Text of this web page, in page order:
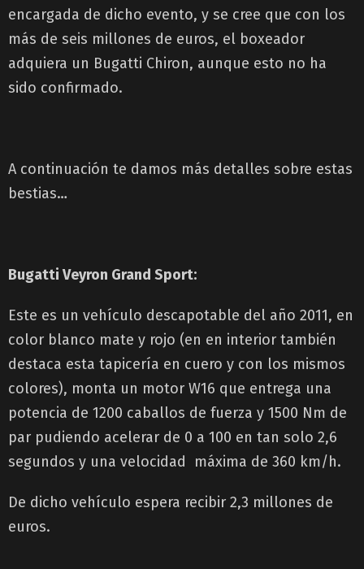
encargada de dicho evento, y se cree que con los
más de seis millones de euros, el boxeador
adquiera un Bugatti Chiron, aunque esto no ha
sido confirmado.
A continuación te damos más detalles sobre estas
bestias…
Bugatti Veyron Grand Sport:
Este es un vehículo descapotable del año 2011, en
color blanco mate y rojo (en en interior también
destaca esta tapicería en cuero y con los mismos
colores), monta un motor W16 que entrega una
potencia de 1200 caballos de fuerza y 1500 Nm de
par pudiendo acelerar de 0 a 100 en tan solo 2,6
segundos y una velocidad máxima de 360 km/h.
De dicho vehículo espera recibir 2,3 millones de
euros.